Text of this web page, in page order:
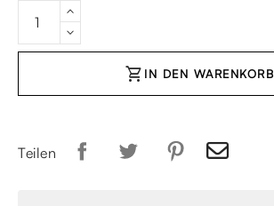
shopping_cart IN DEN WARENKORB
Teilen